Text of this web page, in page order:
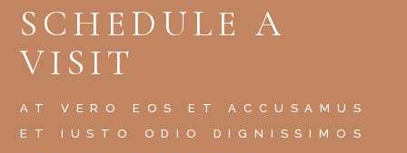
SCHEDULE A
VISIT
AT VERO EOS ET ACCUSAMUS
ET IUSTO ODIO DIGNISSIMOS